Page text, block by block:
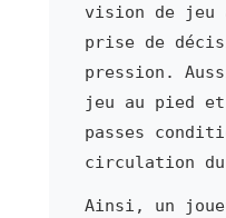
vision de jeu
prise de
pression.
jeu au pied
passes
circulation
Ainsi, un